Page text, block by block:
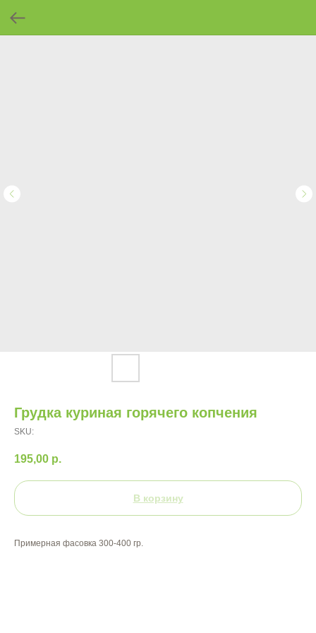
Грудка куриная горячего копчения
SKU:
195,00 р.
В корзину
Примерная фасовка 300-400 гр.